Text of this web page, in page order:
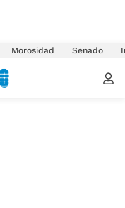
Morosidad Senado